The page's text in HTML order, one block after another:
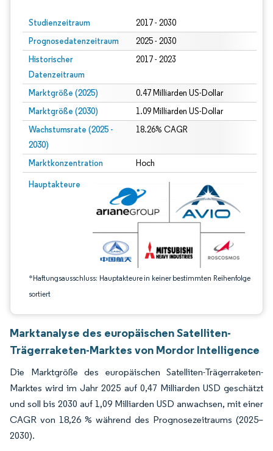
Studienzeitraum 2017 - 2030
Prognosedatenzeitraum 2025 - 2030
Historischer
Datenzeitraum
2017 - 2023
Marktgröße (2025) 0.47 Milliarden US-Dollar
Marktgröße (2030) 1.09 Milliarden US-Dollar
Wachstumsrate (2025 -
2030)
18.26% CAGR
Marktkonzentration Hoch
Hauptakteure
*Haftungsausschluss: Hauptakteure in keiner bestimmten Reihenfolge
sortiert
Bild © Mordor Intelligence. Wiederverwendung erfordert Namensnennung
Marktanalyse des europäischen Satelliten-
Trägerraketen-Marktes von Mordor Intelligence
Die Marktgröße des europäischen Satelliten-Trägerraketen-
Marktes wird im Jahr 2025 auf 0,47 Milliarden USD geschätzt
und soll bis 2030 auf 1,09 Milliarden USD anwachsen, mit einer
CAGR von 18,26 % während des Prognosezeitraums (2025–
2030).